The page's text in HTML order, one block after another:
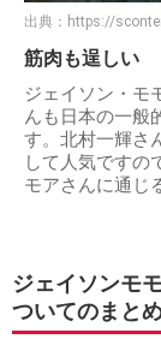
出典： https://
筋肉も逞しい
ジェイソン・モ
んも日本の一般
す。北村一輝さ
して人気ですの
モアさんに通じ
ジェイソンモ
ついてのまと